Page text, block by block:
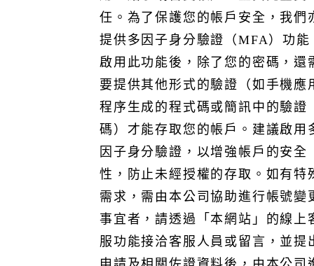
5. 註記/備註（Annotation/Notes）：為資料添加補充說明或
備註內容，記錄額外資訊或重要提醒，以協助後續查閱與
上述功能不僅能夠幫助客戶管理複雜的資訊結構，提升資
料分類準確性與管理靈活性，並能支援多元化的業務需
則，確保僅授權必要人員存取與其職責相關資料，以降低
風險。我們同時遵循資料蒐集最小化的原則，僅蒐集為提
供服務所需的最基本資訊，並依據隱私權政策進行管理與
使用，有關規範請參閱我們的「隱私權政策
(https://www.gsscloud.com/policies-privacy)」說明。
任。為了保護您的帳戶安全，我們
提供多因子身分驗證（MFA）功能
啟用此功能後，除了您的密碼，還
要提供其他形式的驗證（如手機應
程序生成的程式碼或簡訊中的驗證
碼）才能存取您的帳戶。建議啟用
因子身分驗證，以增強帳戶的安全
性，防止未經授權的存取。如有特
需求，需由本公司協助進行帳號變
事宜者，請透過「本網站」的線上
服功能接洽客服人員或留言，並提